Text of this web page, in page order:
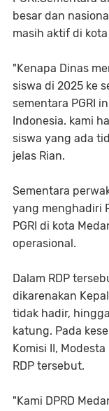
besar dan
masih aktif di
"Kenapa Dinas
siswa di 2025 ke
sementara PGRI
Indonesia. kami
siswa yang ada
jelas Rian.
Sementara
yang menghadiri
PGRI di kota
operasional.
Dalam RDP
dikarenakan
tidak hadir,
katung. Pada
Komisi II,
RDP tersebut.
"Kami DPRD